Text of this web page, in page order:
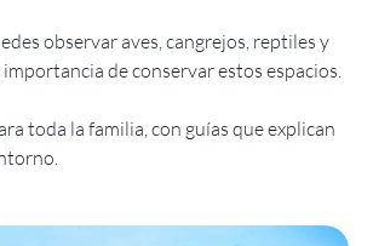
observar aves, cangrejos, reptiles y
de conservar estos espacios.
toda la familia, con guías que explican